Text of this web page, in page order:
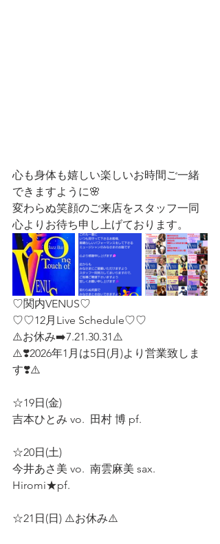
心も身体も嬉しい楽しいお時間ご一緒
できますように🌸
変わらぬ笑顔のご来店をスタッフ一同
心よりお待ち申し上げております。
♡関内VENUS♡
♡♡12月Live Schedule♡♡
⚠️お休み➡️7.21.30.31⚠️
⚠️❣️2026年1月は5日(月)より営業致しま
す❣️⚠️
☆19日(金)
吉本ひとみ vo.  田村 博 pf.
☆20日(土)
今井あさ美 vo.  南雲麻美 sax.
Hiromi★pf.
☆21日(日) ⚠️お休み⚠️